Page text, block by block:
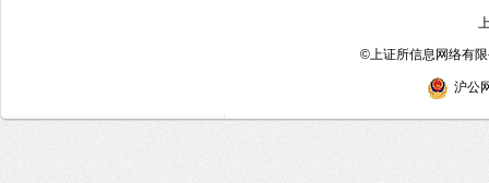
©上证所信息网络有
沪公